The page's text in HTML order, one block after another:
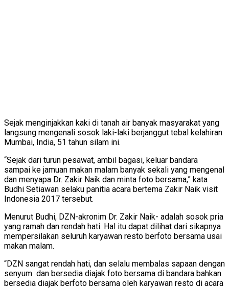
Sejak menginjakkan kaki di tanah air banyak masyarakat yang
langsung mengenali sosok laki-laki berjanggut tebal kelahiran
Mumbai, India, 51 tahun silam ini.
“Sejak dari turun pesawat, ambil bagasi, keluar bandara
sampai ke jamuan makan malam banyak sekali yang mengenal
dan menyapa Dr. Zakir Naik dan minta foto bersama,” kata
Budhi Setiawan selaku panitia acara bertema Zakir Naik visit
Indonesia 2017 tersebut.
Menurut Budhi, DZN-akronim Dr. Zakir Naik- adalah sosok pria
yang ramah dan rendah hati. Hal itu dapat dilihat dari sikapnya
mempersilakan seluruh karyawan resto berfoto bersama usai
makan malam.
“DZN sangat rendah hati, dan selalu membalas sapaan dengan
senyum dan bersedia diajak foto bersama di bandara bahkan
bersedia diajak berfoto bersama oleh karyawan resto di acara